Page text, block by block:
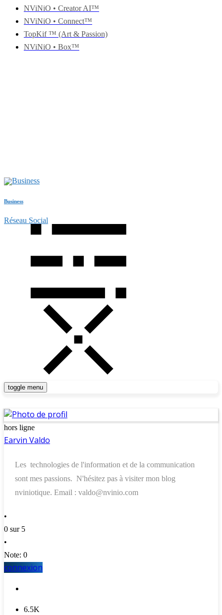
NViNiO • Creator AI™
NViNiO • Connect™
TopKif ™ (Art & Passion)
NViNiO • Box™
Business
Réseau Social
toggle menu
hors ligne
Earvin Valdo
Les technologies de l'information et de la communication
sont mes passions. N'hésitez pas à visiter mon blog
nviniotique. Email : valdo@nvinio.com
•
0 sur 5
•
Note: 0
connexion
6.5K